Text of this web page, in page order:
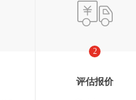
2
评估报价